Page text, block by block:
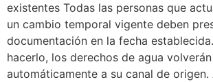
existentes Todas las personas que
un cambio temporal vigente deben
documentación en la fecha
hacerlo, los derechos de agua volverán
automáticamente a su canal de